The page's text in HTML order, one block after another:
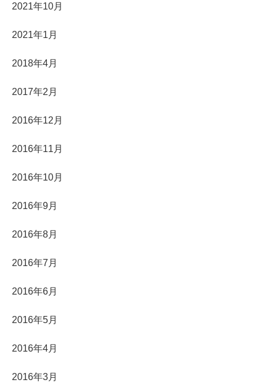
2021年10月
2021年1月
2018年4月
2017年2月
2016年12月
2016年11月
2016年10月
2016年9月
2016年8月
2016年7月
2016年6月
2016年5月
2016年4月
2016年3月